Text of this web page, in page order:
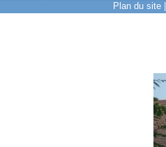
Plan du site|